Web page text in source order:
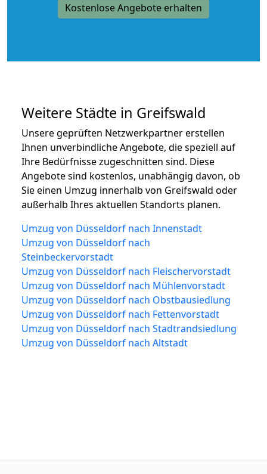
Kostenlose Angebote erhalten
Weitere Städte in Greifswald
Unsere geprüften Netzwerkpartner erstellen
Ihnen unverbindliche Angebote, die speziell auf
Ihre Bedürfnisse zugeschnitten sind. Diese
Angebote sind kostenlos, unabhängig davon, ob
Sie einen Umzug innerhalb von Greifswald oder
außerhalb Ihres aktuellen Standorts planen.
Umzug von Düsseldorf nach Innenstadt
Umzug von Düsseldorf nach
Steinbeckervorstadt
Umzug von Düsseldorf nach Fleischervorstadt
Umzug von Düsseldorf nach Mühlenvorstadt
Umzug von Düsseldorf nach Obstbausiedlung
Umzug von Düsseldorf nach Fettenvorstadt
Umzug von Düsseldorf nach Stadtrandsiedlung
Umzug von Düsseldorf nach Altstadt